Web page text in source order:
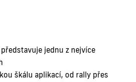
jednu z nejvíce
škálu aplikací, od rally přes